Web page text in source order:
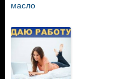
масло